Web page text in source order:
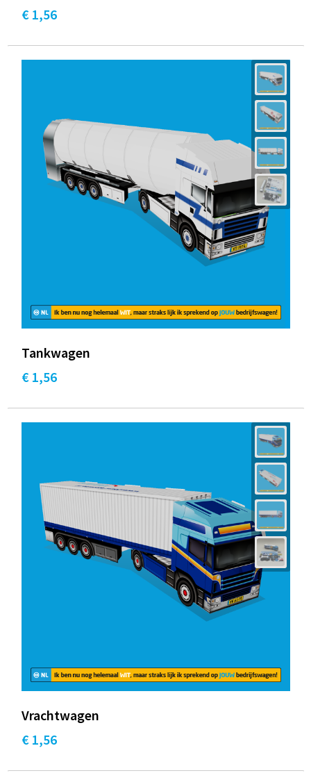
€ 1,56
Tankwagen
€ 1,56
Vrachtwagen
€ 1,56